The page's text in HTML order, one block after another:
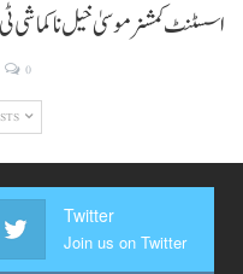
اسسٹنٹ کمشنر موسیٰ خیل نا کماشی
0
Twitter
Join us on Twitter